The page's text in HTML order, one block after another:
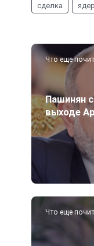
сделка
Что еще
Пашинян
выходе
Что еще